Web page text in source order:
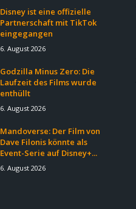
Disney ist eine offizielle
Partnerschaft mit TikTok
eingegangen
6. August 2026
Godzilla Minus Zero: Die
Laufzeit des Films wurde
enthüllt
6. August 2026
Mandoverse: Der Film von
Dave Filonis könnte als
Event-Serie auf Disney+...
6. August 2026